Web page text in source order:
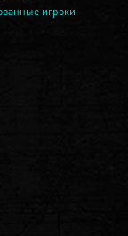
игроки